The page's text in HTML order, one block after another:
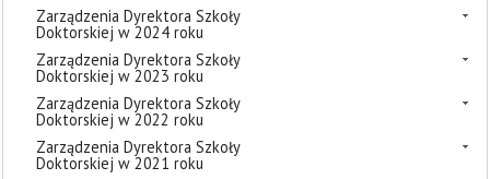
Zarządzenia Dyrektora Szkoły
Doktorskiej w 2024 roku
Zarządzenia Dyrektora Szkoły
Doktorskiej w 2023 roku
Zarządzenia Dyrektora Szkoły
Doktorskiej w 2022 roku
Zarządzenia Dyrektora Szkoły
Doktorskiej w 2021 roku